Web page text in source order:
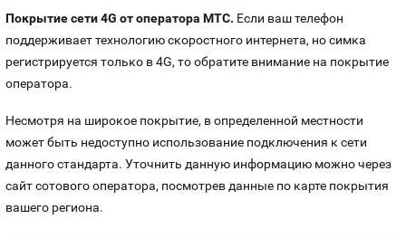
Покрытие сети 4G от оператора МТС. Если ваш телефон
поддерживает технологию скоростного интернета, но симка
регистрируется только в 4G, то обратите внимание на покрытие
оператора.
Несмотря на широкое покрытие, в определенной местности
может быть недоступно использование подключения к сети
данного стандарта. Уточнить данную информацию можно через
сайт сотового оператора, посмотрев данные по карте покрытия
вашего региона.